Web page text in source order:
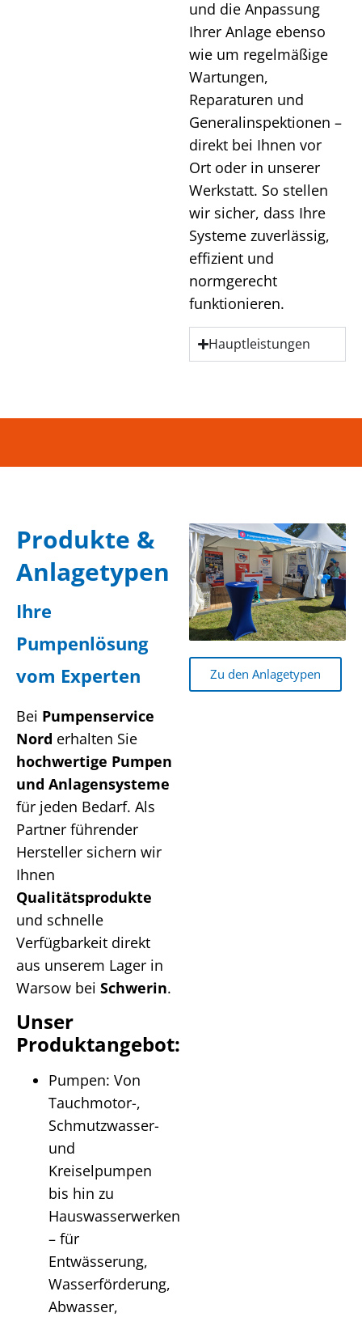
und die Anpassung
Ihrer Anlage ebenso
wie um regelmäßige
Wartungen,
Reparaturen und
Generalinspektionen –
direkt bei Ihnen vor
Ort oder in unserer
Werkstatt. So stellen
wir sicher, dass Ihre
Systeme zuverlässig,
effizient und
normgerecht
funktionieren.
Hauptleistungen
Produkte &
Anlagetypen
Ihre
Pumpenlösung
vom Experten
Bei Pumpenservice
Nord erhalten Sie
hochwertige Pumpen
und Anlagensysteme
für jeden Bedarf. Als
Partner führender
Hersteller sichern wir
Ihnen
Qualitätsprodukte
und schnelle
Verfügbarkeit direkt
aus unserem Lager in
Warsow bei Schwerin.
Unser
Produktangebot:
Pumpen: Von
Tauchmotor-,
Schmutzwasser-
und
Kreiselpumpen
bis hin zu
Hauswasserwerken
– für
Entwässerung,
Wasserförderung,
Abwasser,
Zu den Anlagetypen